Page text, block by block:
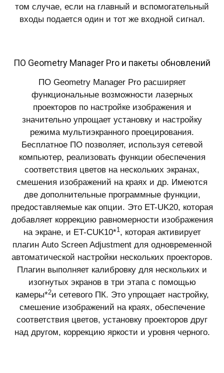
том случае, если на главный и вспомогательный
входы подается один и тот же входной сигнал.
ПО Geometry Manager Pro и пакеты обновлений
ПО Geometry Manager Pro расширяет
функциональные возможности лазерных
проекторов по настройке изображения и
значительно упрощает установку и настройку
режима мультиэкранного проецирования.
Бесплатное ПО позволяет, используя сетевой
компьютер, реализовать функции обеспечения
соответствия цветов на нескольких экранах,
смешения изображений на краях и др. Имеются
две дополнительные программные функции,
предоставляемые как опции. Это ET-UK20, которая
добавляет коррекцию равномерности изображения
на экране, и ET-CUK10*1, которая активирует
плагин Auto Screen Adjustment для одновременной
автоматической настройки нескольких проекторов.
Плагин выполняет калибровку для нескольких и
изогнутых экранов в три этапа с помощью
камеры*2и сетевого ПК. Это упрощает настройку,
смешение изображений на краях, обеспечение
соответствия цветов, установку проекторов друг
над другом, коррекцию яркости и уровня черного.